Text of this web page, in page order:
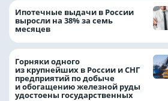
Ипотечные выдачи в России
выросли на 38% за семь
месяцев
Горняки одного
из крупнейших в России и СНГ
предприятий по добыче
и обогащению железной руды
удостоены государственных